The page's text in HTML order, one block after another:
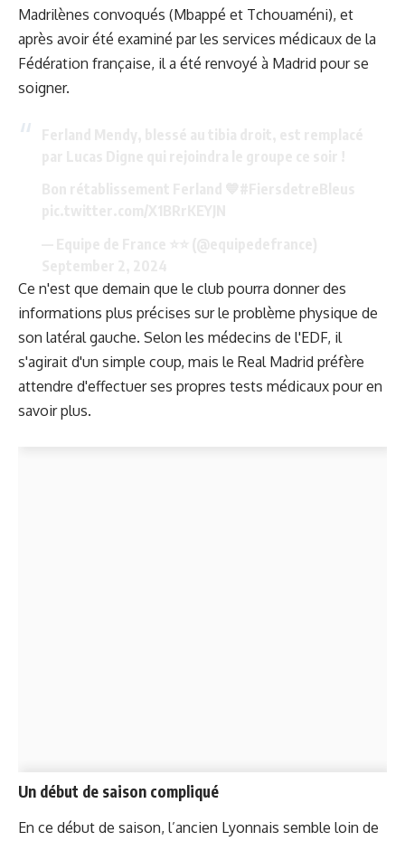
Madrilènes convoqués (Mbappé et Tchouaméni), et
après avoir été examiné par les services médicaux de la
Fédération française, il a été renvoyé à Madrid pour se
soigner.
Ce n'est que demain que le club pourra donner des
informations plus précises sur le problème physique de
son latéral gauche. Selon les médecins de l'EDF, il
s'agirait d'un simple coup, mais le Real Madrid préfère
attendre d'effectuer ses propres tests médicaux pour en
savoir plus.
Un début de saison compliqué
En ce début de saison, l’ancien Lyonnais semble loin de